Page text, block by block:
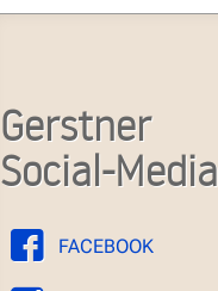
Gerstner
Social-Media
FACEBOOK